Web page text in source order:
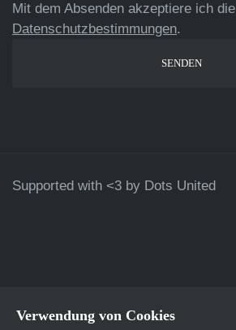
Mit dem Absenden akzeptiere ich die
Datenschutzbestimmungen.
Supported with <3 by Dots United
Verwendung von Cookies